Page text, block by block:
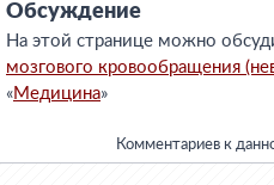
Обсуждение
На этой странице можно
мозгового кровообращения
«Медицина»
Комментариев к